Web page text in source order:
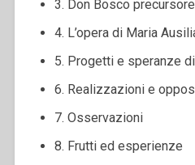
3. Don Bosco precursore
4. L’opera di Maria
5. Progetti e speranze
6. Realizzazioni e
7. Osservazioni
8. Frutti ed esperienze